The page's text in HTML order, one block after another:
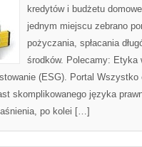
kredytów i budżetu
jednym miejscu zebrano
pożyczania, spłacania
środków. Polecamy: Etyka
(ESG). Portal
skomplikowanego języka
po kolei […]